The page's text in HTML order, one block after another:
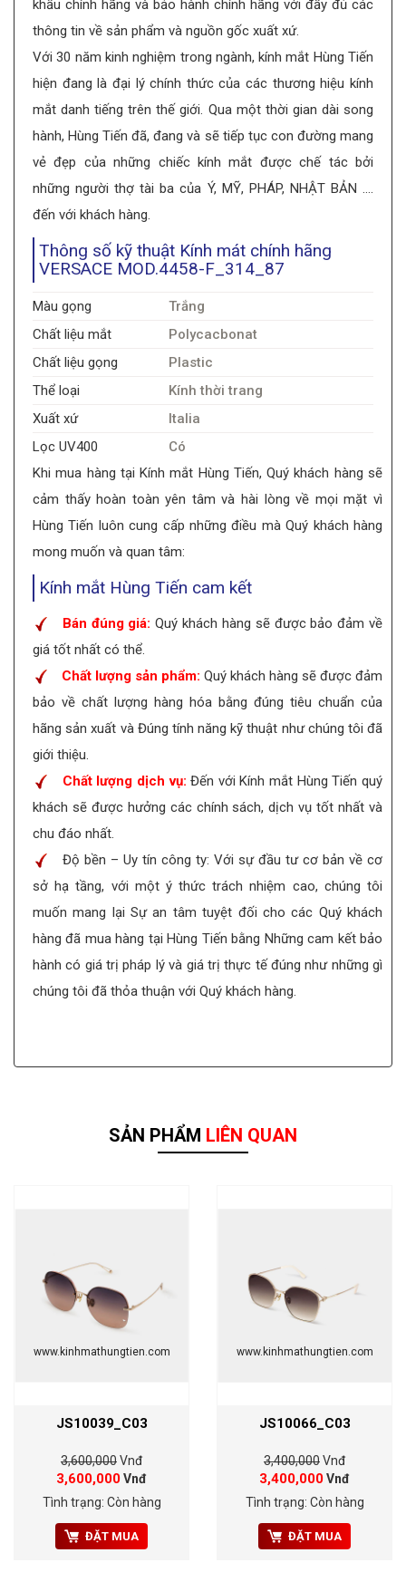
khẩu chính hãng và bảo hành chính hãng với đầy đủ các
thông tin về sản phẩm và nguồn gốc xuất xứ.
Với 30 năm kinh nghiệm trong ngành, kính mắt Hùng Tiến
hiện đang là đại lý chính thức của các thương hiệu kính
mắt danh tiếng trên thế giới. Qua một thời gian dài song
hành, Hùng Tiến đã, đang và sẽ tiếp tục con đường mang
vẻ đẹp của những chiếc kính mắt được chế tác bởi
những người thợ tài ba của Ý, MỸ, PHÁP, NHẬT BẢN ….
đến với khách hàng.
Thông số kỹ thuật Kính mát chính hãng
VERSACE MOD.4458-F_314_87
Màu gọng
Trắng
Chất liệu mắt
Polycacbonat
Chất liệu gọng
Plastic
Thể loại
Kính thời trang
Xuất xứ
Italia
Lọc UV400
Có
Khi mua hàng tại Kính mắt Hùng Tiến, Quý khách hàng sẽ
cảm thấy hoàn toàn yên tâm và hài lòng về mọi mặt vì
Hùng Tiến luôn cung cấp những điều mà Quý khách hàng
mong muốn và quan tâm:
Kính mắt Hùng Tiến cam kết
Bán đúng giá: Quý khách hàng sẽ được bảo đảm về
giá tốt nhất có thể.
Chất lượng sản phẩm: Quý khách hàng sẽ được đảm
bảo về chất lượng hàng hóa bằng đúng tiêu chuẩn của
hãng sản xuất và Đúng tính năng kỹ thuật như chúng tôi đã
giới thiệu.
Chất lượng dịch vụ:Đến với Kính mắt Hùng Tiến quý
khách sẽ được hưởng các chính sách, dịch vụ tốt nhất và
chu đáo nhất.
Độ bền – Uy tín công ty: Với sự đầu tư cơ bản về cơ
sở hạ tầng, với một ý thức trách nhiệm cao, chúng tôi
muốn mang lại Sự an tâm tuyệt đối cho các Quý khách
hàng đã mua hàng tại Hùng Tiến bằng Những cam kết bảo
hành có giá trị pháp lý và giá trị thực tế đúng như những gì
chúng tôi đã thỏa thuận với Quý khách hàng.
SẢN PHẨM LIÊN QUAN
www.kinhmathungtien.com
JS10039_C03
3,600,000Vnđ
3,600,000Vnđ
Tình trạng: Còn hàng
ĐẶT MUA
www.kinhmathungtien.com
JS10066_C03
3,400,000Vnđ
3,400,000Vnđ
Tình trạng: Còn hàng
ĐẶT MUA